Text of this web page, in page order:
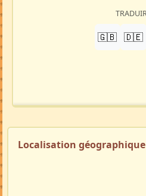
🇬🇧 🇩🇪
Localisation géographique